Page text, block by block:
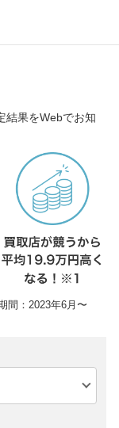
結果をWebでお知
間：2023年6月〜